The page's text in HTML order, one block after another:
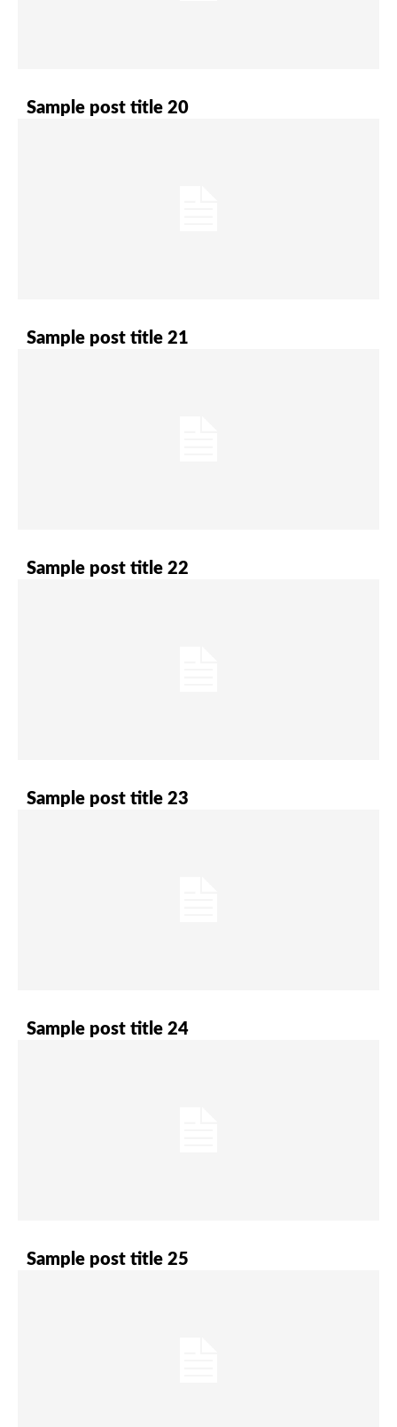
Sample post title 20
Sample post title 21
Sample post title 22
Sample post title 23
Sample post title 24
Sample post title 25